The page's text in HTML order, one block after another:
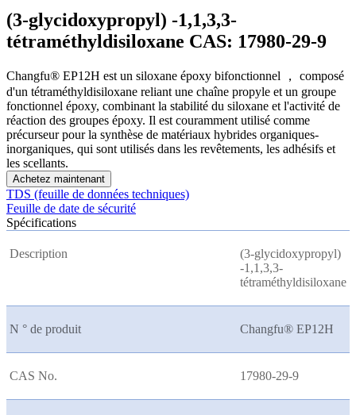
(3-glycidoxypropyl) -1,1,3,3-
tétraméthyldisiloxane CAS: 17980-29-9
Changfu® EP12H est un siloxane époxy bifonctionnel ， composé
d'un tétraméthyldisiloxane reliant une chaîne propyle et un groupe
fonctionnel époxy, combinant la stabilité du siloxane et l'activité de
réaction des groupes époxy. Il est couramment utilisé comme
précurseur pour la synthèse de matériaux hybrides organiques-
inorganiques, qui sont utilisés dans les revêtements, les adhésifs et
les scellants.
Achetez maintenant
TDS (feuille de données techniques)
Feuille de date de sécurité
Spécifications
Description
(3-glycidoxypropyl)
-1,1,3,3-
tétraméthyldisiloxane
N ° de produit Changfu® EP12H
CAS No. 17980-29-9